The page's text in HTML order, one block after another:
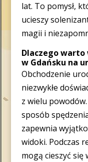
lat. To pomysł,
ucieszy
magii i
Dlaczego
w Gdańsku na
Obchodzenie
niezwykłe
z wielu
sposób
zapewnia
widoki. Podczas
mogą cieszyć się